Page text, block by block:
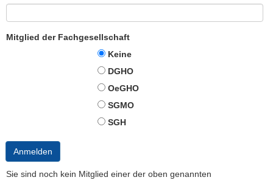
Mitglied der Fachgesellschaft
Keine
DGHO
OeGHO
SGMO
SGH
Anmelden
Sie sind noch kein Mitglied einer der oben genannten